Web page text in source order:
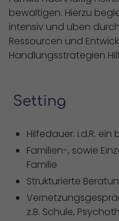
bewältigen. Hierzu
intensiv und üben
Ressourcen und
Handlungsstrategien
Setting
Hilfedauer: i.d.R. ein
Familien-, sowie
Familie
Strukturierte
z.B. Schule,